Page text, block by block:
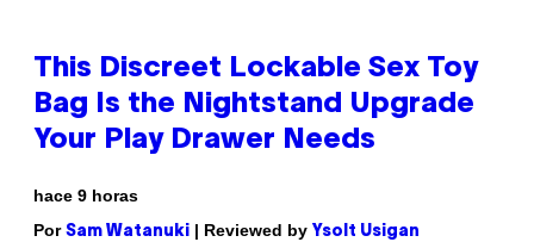
This Discreet Lockable Sex Toy
Bag Is the Nightstand Upgrade
Your Play Drawer Needs
hace 9 horas
Por Sam Watanuki | Reviewed by Ysolt Usigan